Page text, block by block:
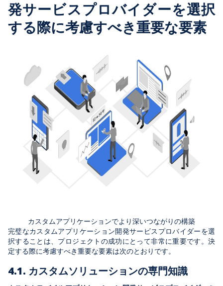
発サービスプロバイダーを選択
する際に考慮すべき重要な要素
カスタムアプリケーションでより深いつながりの構築
完璧なカスタムアプリケーション開発サービスプロバイダーを選
択することは、プロジェクトの成功にとって非常に重要です。決
定する際に考慮すべき重要な要素は次のとおりです。
4.1. カスタムソリューションの専門知識